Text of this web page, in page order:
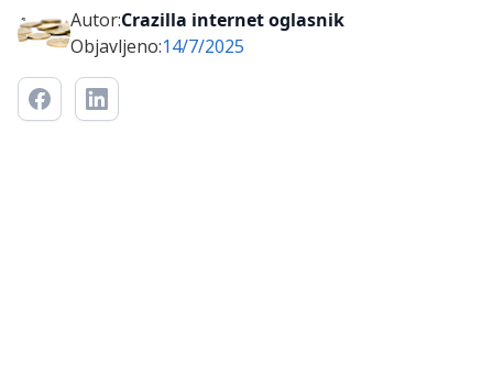
Autor:Crazilla internet oglasnik
Objavljeno:14/7/2025